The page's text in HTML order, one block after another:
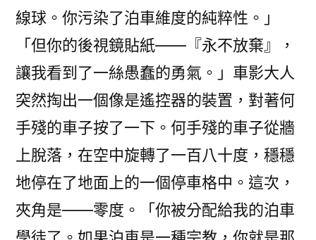
線球。你污染了泊車維度的純粹性。」
「但你的後視鏡貼紙——『永不放棄』，
讓我看到了一絲愚蠢的勇氣。」車影大人
突然掏出一個像是遙控器的裝置，對著何
手殘的車子按了一下。何手殘的車子從牆
上脫落，在空中旋轉了一百八十度，穩穩
地停在了地面上的一個停車格中。這次，
夾角是——零度。「你被分配給我的泊車